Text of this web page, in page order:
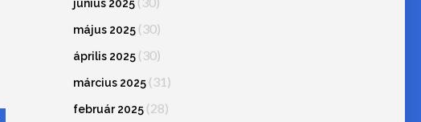
június 2025
május 2025 (30)
április 2025 (30)
március 2025 (31)
február 2025 (28)